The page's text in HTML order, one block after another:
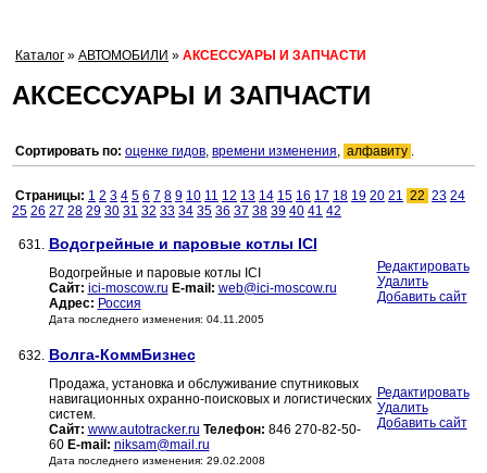
Каталог » АВТОМОБИЛИ » АКСЕССУАРЫ И ЗАПЧАСТИ
АКСЕССУАРЫ И ЗАПЧАСТИ
Сортировать по: оценке гидов, времени изменения, алфавиту .
Страницы: 1 2 3 4 5 6 7 8 9 10 11 12 13 14 15 16 17 18 19 20 21 22 23 24
25 26 27 28 29 30 31 32 33 34 35 36 37 38 39 40 41 42
631. Водогрейные и паровые котлы ICI
Водогрейные и паровые котлы ICI
Сайт: ici-moscow.ru E-mail: web@ici-moscow.ru
Адрес: Россия
Дата последнего изменения: 04.11.2005
Редактировать
Удалить
Добавить сайт
632. Волга-КоммБизнес
Продажа, установка и обслуживание спутниковых
навигационных охранно-поисковых и логистических
систем.
Сайт: www.autotracker.ru Телефон: 846 270-82-50-
60 E-mail: niksam@mail.ru
Дата последнего изменения: 29.02.2008
Редактировать
Удалить
Добавить сайт